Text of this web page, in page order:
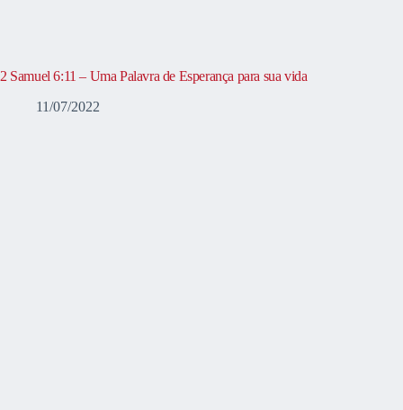
2 Samuel 6:11 – Uma Palavra de Esperança para sua vida
11/07/2022